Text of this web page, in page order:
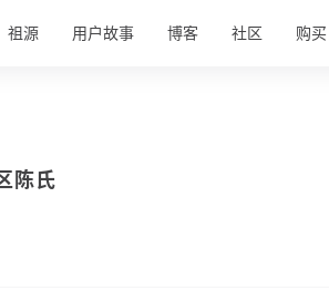
祖源 用户故事 博客 社区 购买
陈氏